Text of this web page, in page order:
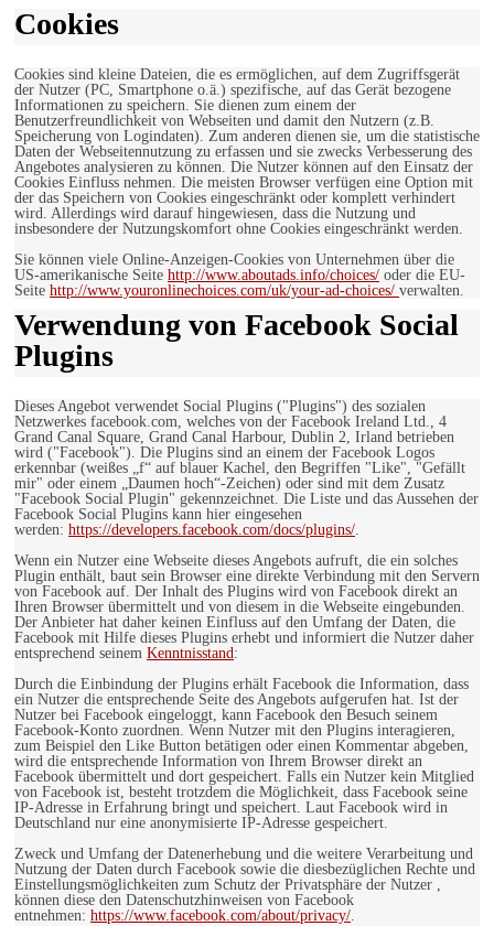
Cookies
Cookies sind kleine Dateien, die es ermöglichen, auf dem Zugriffsgerät
der Nutzer (PC, Smartphone o.ä.) spezifische, auf das Gerät bezogene
Informationen zu speichern. Sie dienen zum einem der
Benutzerfreundlichkeit von Webseiten und damit den Nutzern (z.B.
Speicherung von Logindaten). Zum anderen dienen sie, um die statistische
Daten der Webseitennutzung zu erfassen und sie zwecks Verbesserung des
Angebotes analysieren zu können. Die Nutzer können auf den Einsatz der
Cookies Einfluss nehmen. Die meisten Browser verfügen eine Option mit
der das Speichern von Cookies eingeschränkt oder komplett verhindert
wird. Allerdings wird darauf hingewiesen, dass die Nutzung und
insbesondere der Nutzungskomfort ohne Cookies eingeschränkt werden.
Sie können viele Online-Anzeigen-Cookies von Unternehmen über die
US-amerikanische Seite http://www.aboutads.info/choices/ oder die EU-
Seite http://www.youronlinechoices.com/uk/your-ad-choices/ verwalten.
Verwendung von Facebook Social
Plugins
Dieses Angebot verwendet Social Plugins ("Plugins") des sozialen
Netzwerkes facebook.com, welches von der Facebook Ireland Ltd., 4
Grand Canal Square, Grand Canal Harbour, Dublin 2, Irland betrieben
wird ("Facebook"). Die Plugins sind an einem der Facebook Logos
erkennbar (weißes „f“ auf blauer Kachel, den Begriffen "Like", "Gefällt
mir" oder einem „Daumen hoch“-Zeichen) oder sind mit dem Zusatz
"Facebook Social Plugin" gekennzeichnet. Die Liste und das Aussehen der
Facebook Social Plugins kann hier eingesehen
werden: https://developers.facebook.com/docs/plugins/.
Wenn ein Nutzer eine Webseite dieses Angebots aufruft, die ein solches
Plugin enthält, baut sein Browser eine direkte Verbindung mit den Servern
von Facebook auf. Der Inhalt des Plugins wird von Facebook direkt an
Ihren Browser übermittelt und von diesem in die Webseite eingebunden.
Der Anbieter hat daher keinen Einfluss auf den Umfang der Daten, die
Facebook mit Hilfe dieses Plugins erhebt und informiert die Nutzer daher
entsprechend seinem Kenntnisstand:
Durch die Einbindung der Plugins erhält Facebook die Information, dass
ein Nutzer die entsprechende Seite des Angebots aufgerufen hat. Ist der
Nutzer bei Facebook eingeloggt, kann Facebook den Besuch seinem
Facebook-Konto zuordnen. Wenn Nutzer mit den Plugins interagieren,
zum Beispiel den Like Button betätigen oder einen Kommentar abgeben,
wird die entsprechende Information von Ihrem Browser direkt an
Facebook übermittelt und dort gespeichert. Falls ein Nutzer kein Mitglied
von Facebook ist, besteht trotzdem die Möglichkeit, dass Facebook seine
IP-Adresse in Erfahrung bringt und speichert. Laut Facebook wird in
Deutschland nur eine anonymisierte IP-Adresse gespeichert.
Zweck und Umfang der Datenerhebung und die weitere Verarbeitung und
Nutzung der Daten durch Facebook sowie die diesbezüglichen Rechte und
Einstellungsmöglichkeiten zum Schutz der Privatsphäre der Nutzer ,
können diese den Datenschutzhinweisen von Facebook
entnehmen: https://www.facebook.com/about/privacy/.